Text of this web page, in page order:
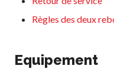
numériques/logicielles
Règles des deux
Equipement